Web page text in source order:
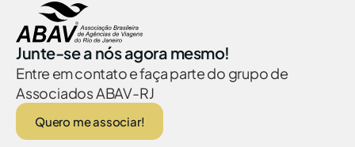
Junte-se a nós agora mesmo!
Entre em contato e faça parte do grupo de
Associados ABAV-RJ
Quero me associar!